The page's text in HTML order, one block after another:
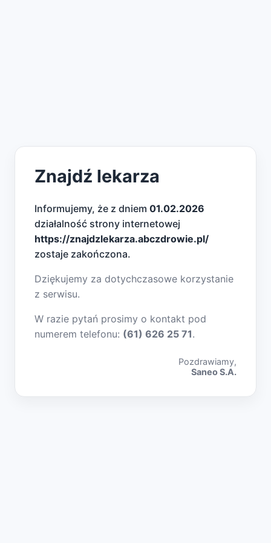
Znajdź lekarza
Informujemy, że z dniem 01.02.2026
działalność strony internetowej
https://znajdzlekarza.abczdrowie.pl/
zostaje zakończona.
Dziękujemy za dotychczasowe korzystanie
z serwisu.
W razie pytań prosimy o kontakt pod
numerem telefonu: (61) 626 25 71.
Pozdrawiamy,
Saneo S.A.